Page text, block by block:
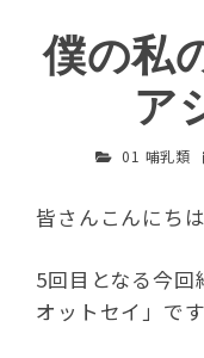
僕の私
ア
01 哺乳類
皆さんこんにちは
5回目となる今
オットセイ」です